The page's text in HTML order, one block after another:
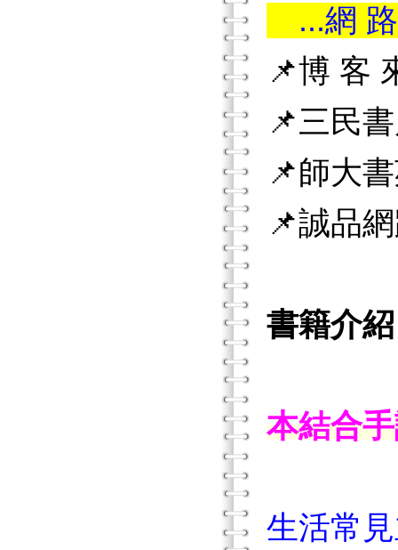
...網
📌博 客
📌三民
📌師大
📌誠品
書籍介紹
本結合
生活常